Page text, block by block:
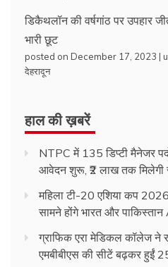
डिकैथलॉन की वर्षगांठ पर उपहार
भारी छूट
posted on December 17, 2023 |
देहरादून
हाल की ख़बरें
NTPC में 135 डिप्टी मैनेजर
आवेदन शुरू, ₹2 लाख तक मिलेगी
महिला टी-20 एशिया कप
सामने होंगे भारत और पाकिस्तान
ग्राफिक एरा मेडिकल कॉलेज ने
एमबीबीएस की सीटें बढ़कर हुईं